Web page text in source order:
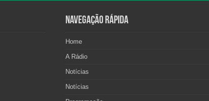
Navegação Rápida
Home
A Rádio
Notícias
Notícias